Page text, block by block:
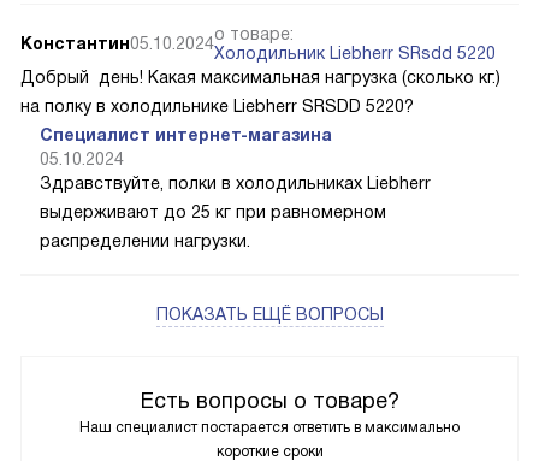
Есть вопросы о товаре?
Наш специалист постарается ответить в максимально
короткие сроки
Константин05.10.2024о товаре:
Холодильник Liebherr SRsdd 5220
Добрый день! Какая максимальная нагрузка (сколько кг.)
на полку в холодильнике Liebherr SRSDD 5220?
Специалист интернет-магазина
05.10.2024
Здравствуйте, полки в холодильниках Liebherr
выдерживают до 25 кг при равномерном
распределении нагрузки.
ПОКАЗАТЬ ЕЩЁ ВОПРОСЫ